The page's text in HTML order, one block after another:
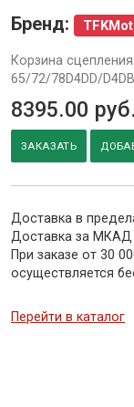
Бренд:
Корзина
65/72/78D4DD/
8395.00 руб.
ЗАКАЗАТЬ
Доставка в
Доставка за МКАД
При заказе от 30
осуществляется
Перейти в каталог